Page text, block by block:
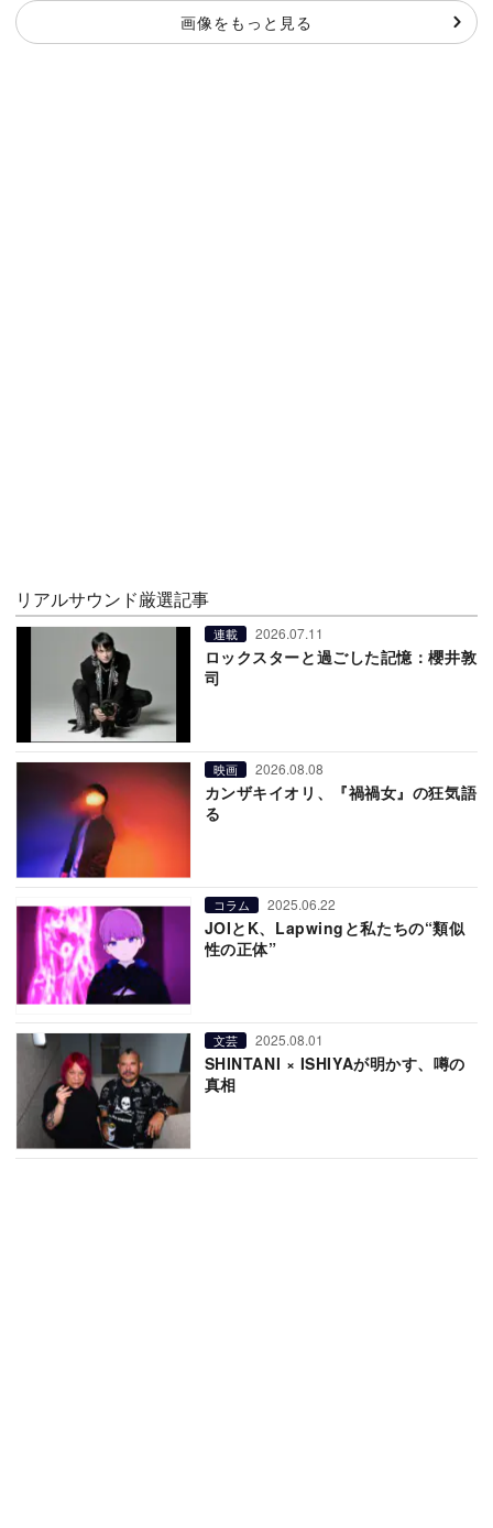
画像をもっと見る
リアルサウンド厳選記事
連載 2026.07.11
ロックスターと過ごした記憶：櫻井敦
司
映画 2026.08.08
カンザキイオリ、『禍禍女』の狂気語
る
コラム 2025.06.22
JOIとK、Lapwingと私たちの“類似
性の正体”
文芸 2025.08.01
SHINTANI × ISHIYAが明かす、噂の
真相